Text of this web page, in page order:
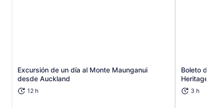
Excursión de un día al Monte Maunganui
desde Auckland
12 h
Se abrirá en una nueva pestaña
Boleto de
Heritage
3 h